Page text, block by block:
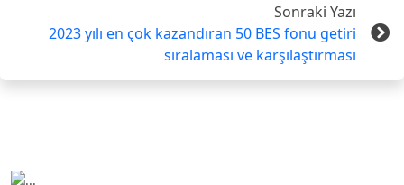
Sonraki Yazı
2023 yılı en çok kazandıran 50 BES fonu getiri
sıralaması ve karşılaştırması